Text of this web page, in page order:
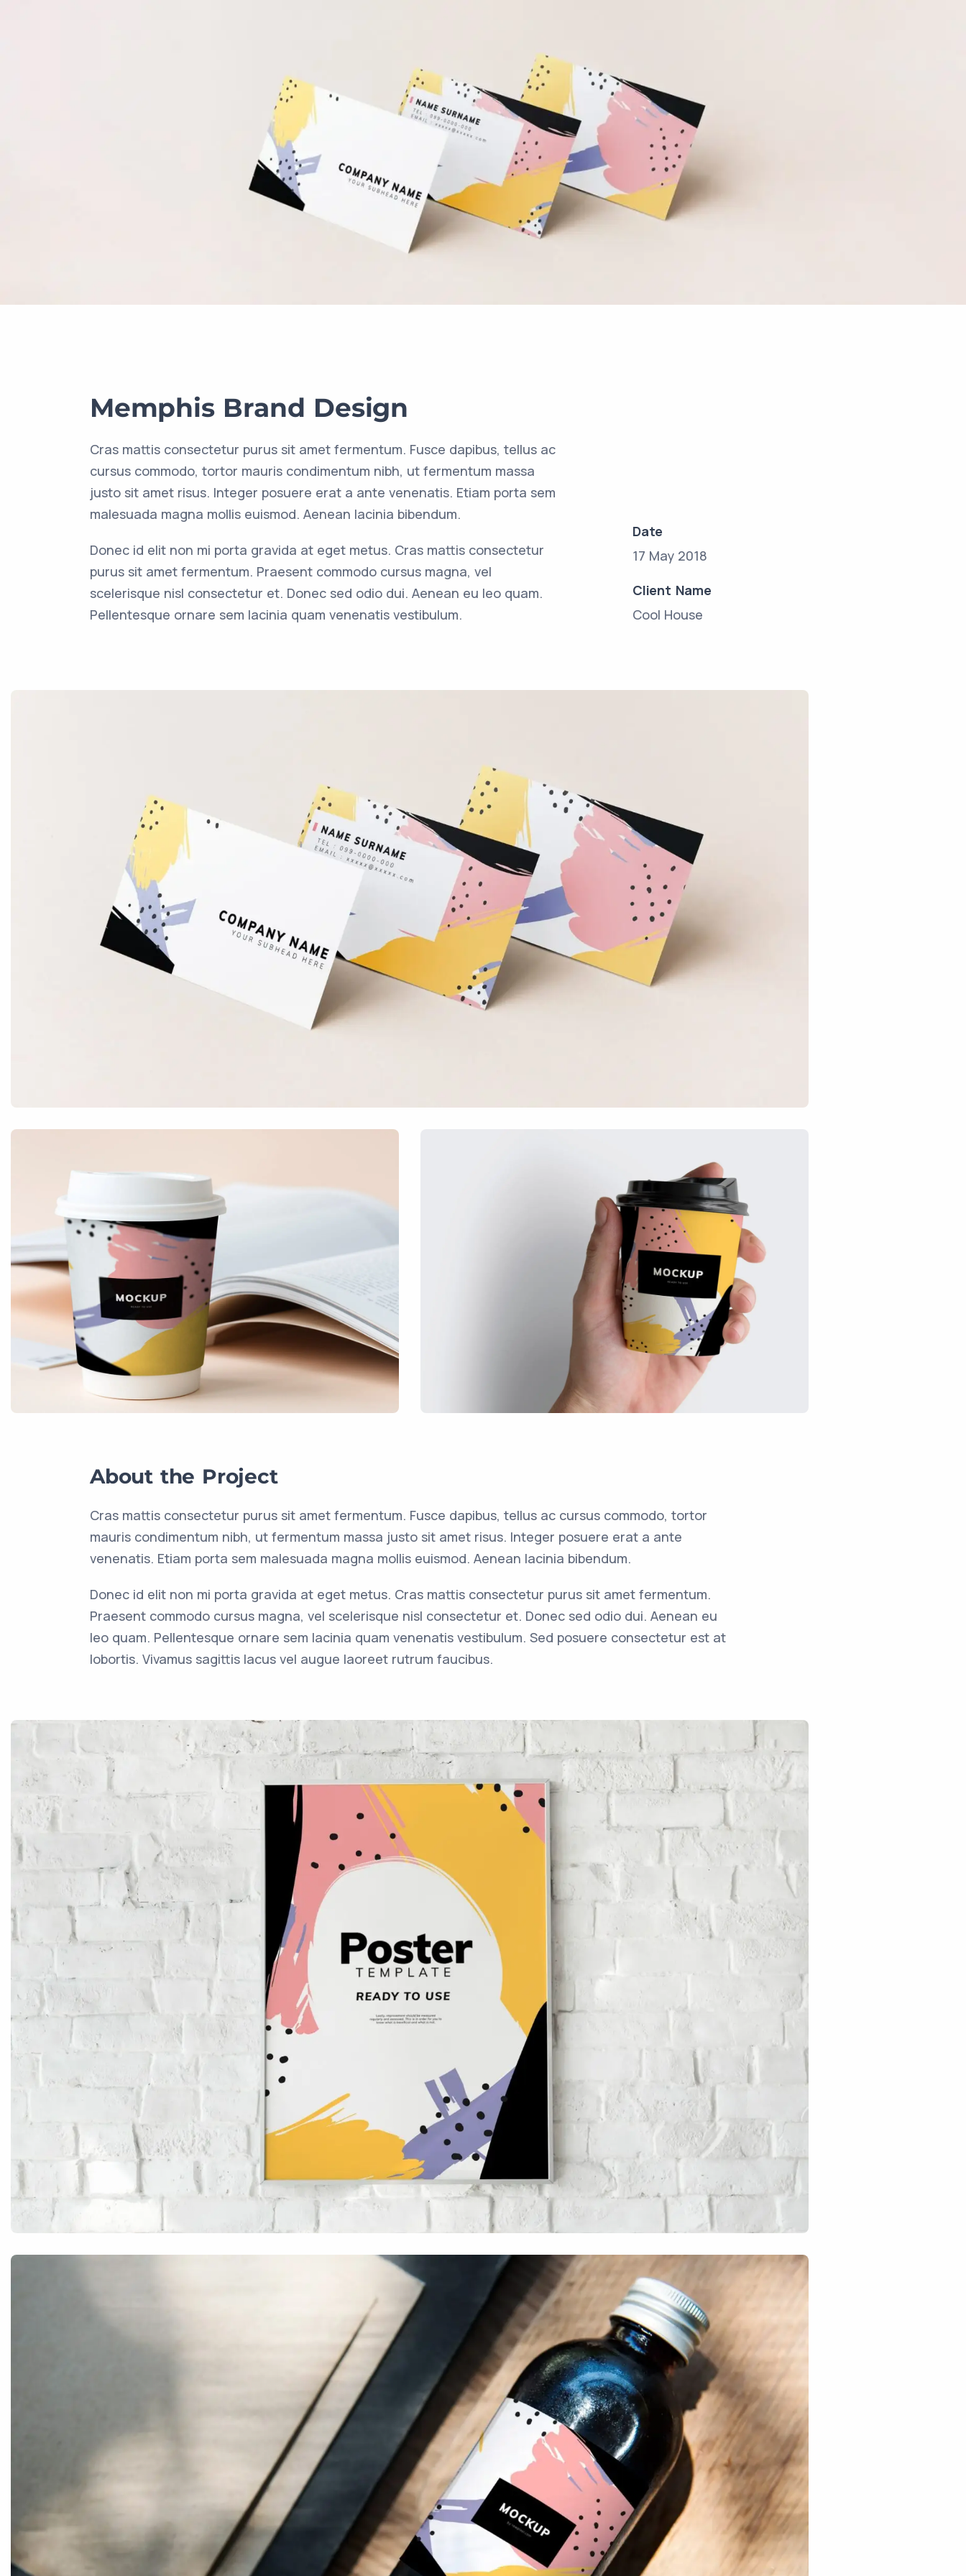
Memphis Brand Design
Cras mattis consectetur purus sit amet fermentum. Fusce dapibus, tellus ac
cursus commodo, tortor mauris condimentum nibh, ut fermentum massa
justo sit amet risus. Integer posuere erat a ante venenatis. Etiam porta sem
malesuada magna mollis euismod. Aenean lacinia bibendum.
Donec id elit non mi porta gravida at eget metus. Cras mattis consectetur
purus sit amet fermentum. Praesent commodo cursus magna, vel
scelerisque nisl consectetur et. Donec sed odio dui. Aenean eu leo quam.
Pellentesque ornare sem lacinia quam venenatis vestibulum.
Date
17 May 2018
Client Name
Cool House
About the Project
Cras mattis consectetur purus sit amet fermentum. Fusce dapibus, tellus ac cursus commodo, tortor
mauris condimentum nibh, ut fermentum massa justo sit amet risus. Integer posuere erat a ante
venenatis. Etiam porta sem malesuada magna mollis euismod. Aenean lacinia bibendum.
Donec id elit non mi porta gravida at eget metus. Cras mattis consectetur purus sit amet fermentum.
Praesent commodo cursus magna, vel scelerisque nisl consectetur et. Donec sed odio dui. Aenean eu
leo quam. Pellentesque ornare sem lacinia quam venenatis vestibulum. Sed posuere consectetur est at
lobortis. Vivamus sagittis lacus vel augue laoreet rutrum faucibus.